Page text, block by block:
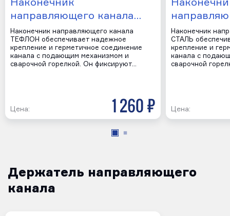
Наконечник
направляющего канала…
Наконечник направляющего канала
ТЕФЛОН обеспечивает надежное
крепление и герметичное соединение
канала с подающим механизмом и
сварочной горелкой. Он фиксируют…
Цена: 1 260 р
Наконечник
СТАЛЬ
крепление и
канала с
сварочной
Цена:
Держатель направляющего
канала